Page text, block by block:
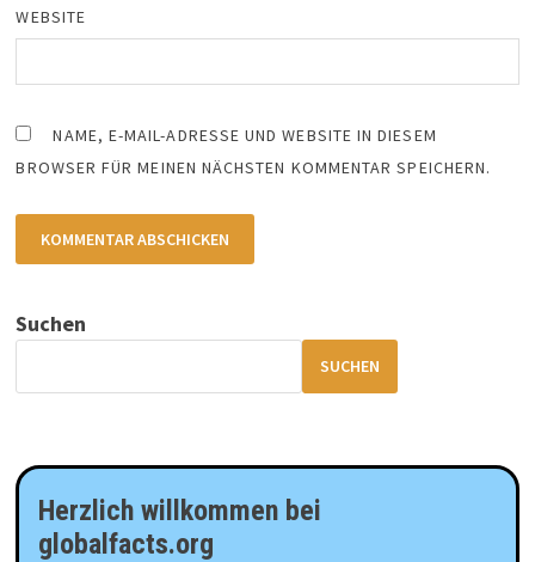
WEBSITE
NAME, E-MAIL-ADRESSE UND WEBSITE IN DIESEM
BROWSER FÜR MEINEN NÄCHSTEN KOMMENTAR SPEICHERN.
Suchen
SUCHEN
Herzlich willkommen bei
globalfacts.org